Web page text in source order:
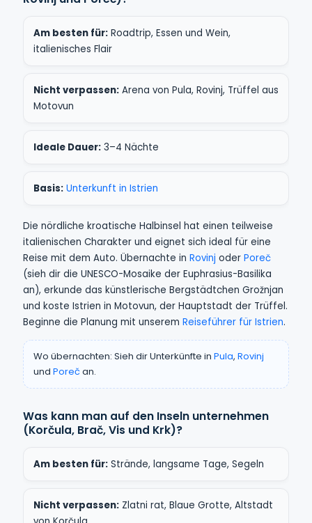
Am besten für: Roadtrip, Essen und Wein,
italienisches Flair
Nicht verpassen: Arena von Pula, Rovinj, Trüffel aus
Motovun
Ideale Dauer: 3–4 Nächte
Basis: Unterkunft in Istrien
Die nördliche kroatische Halbinsel hat einen teilweise
italienischen Charakter und eignet sich ideal für eine
Reise mit dem Auto. Übernachte in Rovinj oder Poreč
(sieh dir die UNESCO-Mosaike der Euphrasius-Basilika
an), erkunde das künstlerische Bergstädtchen Grožnjan
und koste Istrien in Motovun, der Hauptstadt der Trüffel.
Beginne die Planung mit unserem Reiseführer für Istrien.
Wo übernachten: Sieh dir Unterkünfte in Pula, Rovinj
und Poreč an.
Was kann man auf den Inseln unternehmen
(Korčula, Brač, Vis und Krk)?
Am besten für: Strände, langsame Tage, Segeln
Nicht verpassen: Zlatni rat, Blaue Grotte, Altstadt